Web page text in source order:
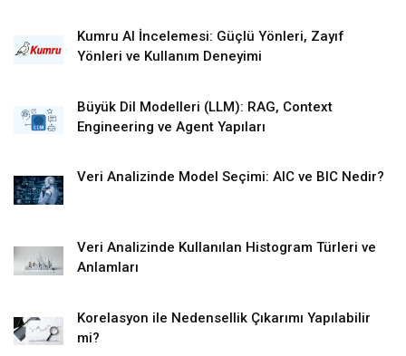
Kumru AI İncelemesi: Güçlü Yönleri, Zayıf
Yönleri ve Kullanım Deneyimi
Büyük Dil Modelleri (LLM): RAG, Context
Engineering ve Agent Yapıları
Veri Analizinde Model Seçimi: AIC ve BIC Nedir?
Veri Analizinde Kullanılan Histogram Türleri ve
Anlamları
Korelasyon ile Nedensellik Çıkarımı Yapılabilir
mi?